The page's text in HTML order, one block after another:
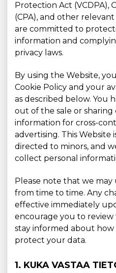
Protection Act (VCDPA),
(CPA), and other
are committed to
information and
privacy laws.
By using the Website,
Cookie Policy and your
as described below. You
out of the sale or sharing
information for cross-
advertising. This
directed to minors, and
collect personal
Please note that we
from time to time. Any
effective immediately
encourage you to
stay informed about how
protect your data.
1. KUKA VASTAA